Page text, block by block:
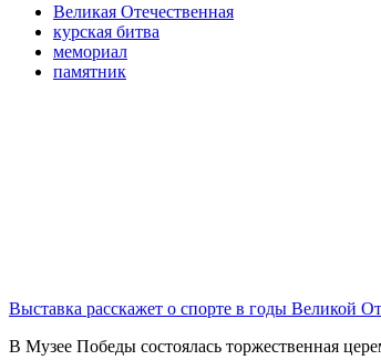
Великая Отечественная
курская битва
мемориал
памятник
Выставка расскажет о спорте в годы Великой
В Музее Победы состоялась торжественная